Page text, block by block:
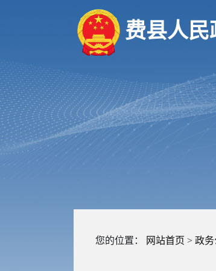
费县人民
您的位置： 网站首页 > 政